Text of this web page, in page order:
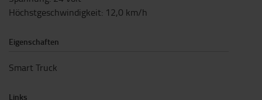
Höchstgeschwindigkeit: 12,0 km/h
Eigenschaften
Smart Truck
Links